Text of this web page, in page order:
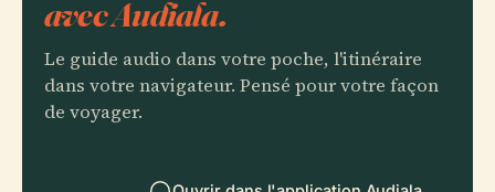
avec Audiala.
Le guide audio dans votre poche, l'itinéraire
dans votre navigateur. Pensé pour votre façon
de voyager.